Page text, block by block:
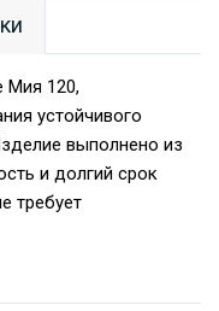
Мия 120,
устойчивого
выполнено из
и долгий срок
требует